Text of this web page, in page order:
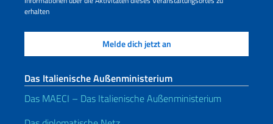
erhalten
Das Italienische Außenministerium
Das MAECI – Das Italienische Außenministerium